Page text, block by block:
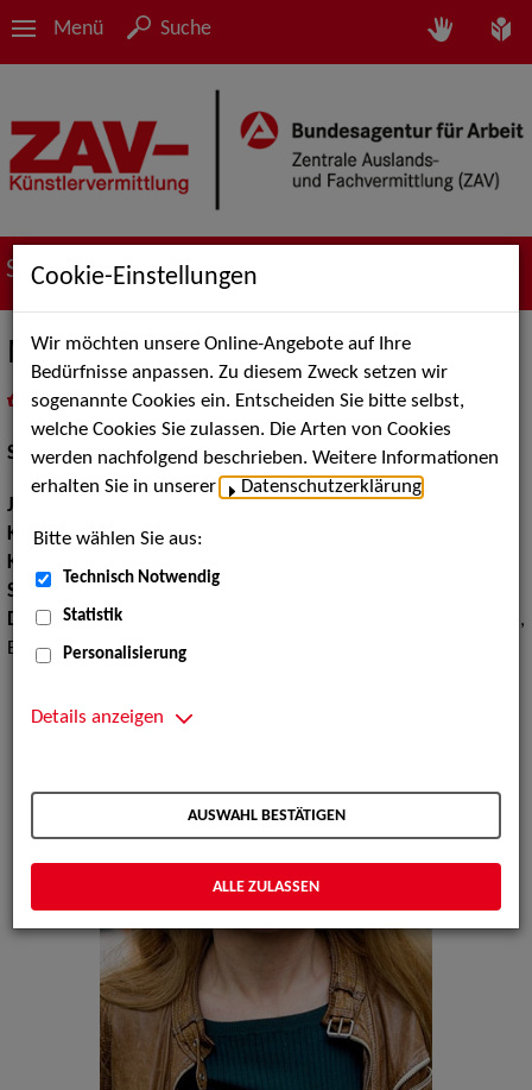
Menü Suche
Suche nach Künstler*innen
Michaela Allendorf
als PDF speichern
inMeine Merklistelegen
Schauspiel:Film und TV, Bühne
Jahrgang:
Körpergröße:168 cm
Konfektionsgröße:
Sprachen:
Englisch, Französisch, Spanisch
Dialekte:Sächsisch, Mecklenburgisch, Fränkisch, Norddeutsch,
Berlinerisch
Cookie-Einstellungen
Wir möchten unsere Online-Angebote auf Ihre
Bedürfnisse anpassen. Zu diesem Zweck setzen wir
sogenannte Cookies ein. Entscheiden Sie bitte selbst,
welche Cookies Sie zulassen. Die Arten von Cookies
werden nachfolgend beschrieben. Weitere Informationen
erhalten Sie in unserer
Datenschutzerklärung
Bitte wählen Sie aus:
Technisch Notwendig
Statistik
Personalisierung
Details anzeigen
AUSWAHL BESTÄTIGEN
ALLE ZULASSEN